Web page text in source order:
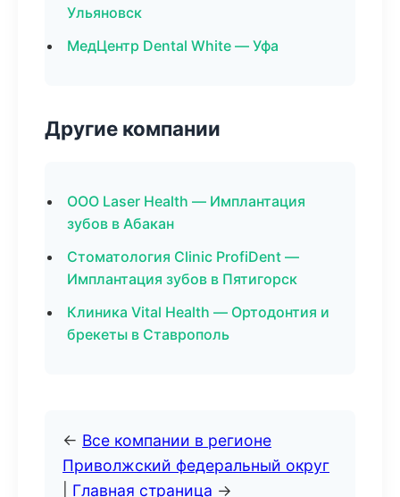
Ульяновск
МедЦентр Dental White — Уфа
Другие компании
ООО Laser Health — Имплантация
зубов в Абакан
Стоматология Clinic ProfiDent —
Имплантация зубов в Пятигорск
Клиника Vital Health — Ортодонтия и
брекеты в Ставрополь
← Все компании в регионе
Приволжский федеральный округ
Главная страница →